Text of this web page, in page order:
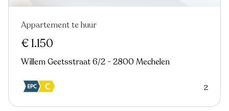
Nieuw
Appartement te huur
€ 1.150
Willem Geetsstraat 6/2 - 2800 Mechelen
2